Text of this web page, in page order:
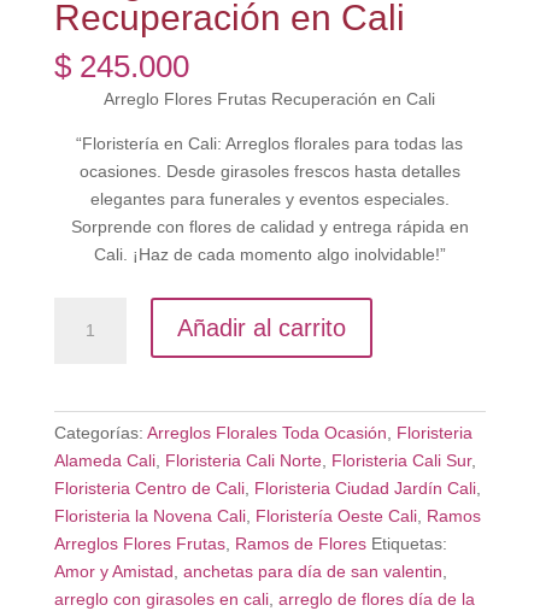
Recuperación en Cali
$245.000
Arreglo Flores Frutas Recuperación en Cali
“Floristería en Cali: Arreglos florales para todas las
ocasiones. Desde girasoles frescos hasta detalles
elegantes para funerales y eventos especiales.
Sorprende con flores de calidad y entrega rápida en
Cali. ¡Haz de cada momento algo inolvidable!”
Flores
Añadir al carrito
Categorías: Arreglos Florales Toda Ocasión, Floristeria
Alameda Cali, Floristeria Cali Norte, Floristeria Cali Sur,
Floristeria Centro de Cali, Floristeria Ciudad Jardín Cali,
Floristeria la Novena Cali, Floristería Oeste Cali, Ramos
Arreglos Flores Frutas, Ramos de Flores Etiquetas:
Amor y Amistad, anchetas para día de san valentin,
arreglo con girasoles en cali, arreglo de flores día de la